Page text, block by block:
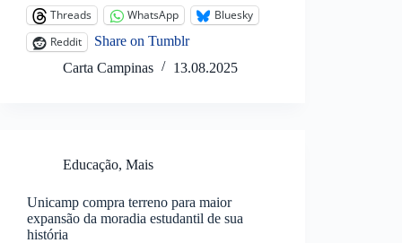
Threads
WhatsApp
Bluesky
Reddit
Share on Tumblr
Carta Campinas
13.08.2025
Educação, Mais
Unicamp compra terreno para maior
expansão da moradia estudantil de sua
história